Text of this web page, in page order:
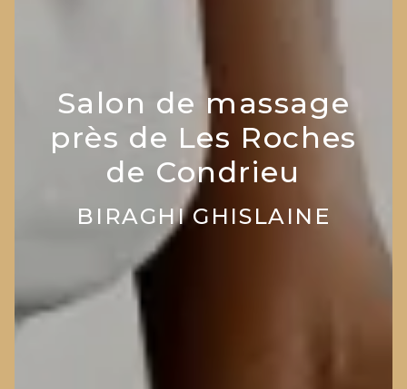
Salon de massage
près de Les Roches
de Condrieu
BIRAGHI GHISLAINE